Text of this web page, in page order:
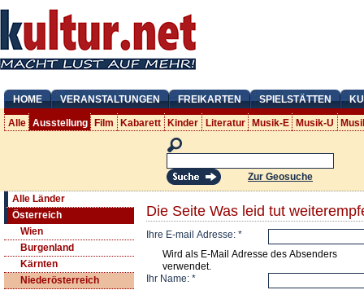
HOME VERANSTALTUNGEN FREIKARTEN SPIELSTÄTTEN
Alle Ausstellung Film Kabarett Kinder Literatur Musik-E Musik-U
Zur Geosuche
Alle Länder
Österreich
Wien
Burgenland
Kärnten
Niederösterreich
Die Seite Was leid tut
Ihre E-mail Adresse: *
Wird als E-Mail Adresse des Absenders
verwendet.
Ihr Name: *